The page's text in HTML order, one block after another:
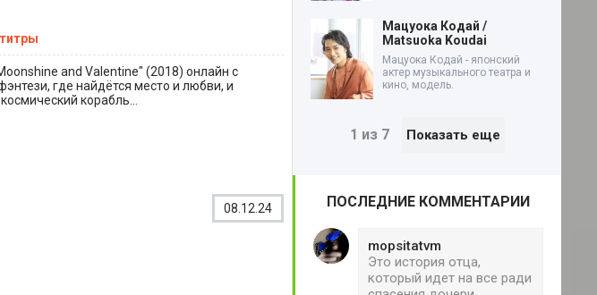
and Valentine" (2018) онлайн с
где найдётся место и любви, и
корабль...
08.12.24
Мацуока Кодай /
Matsuoka Koudai
Мацуока Кодай - японский
актер музыкального театра и
кино, модель.
1 из 7 Показать еще
ПОСЛЕДНИЕ КОММЕНТАРИИ
mopsitatvm
Это история отца,
который идет на все ради